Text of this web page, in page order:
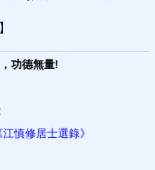
功德無量!
慎修居士選錄》